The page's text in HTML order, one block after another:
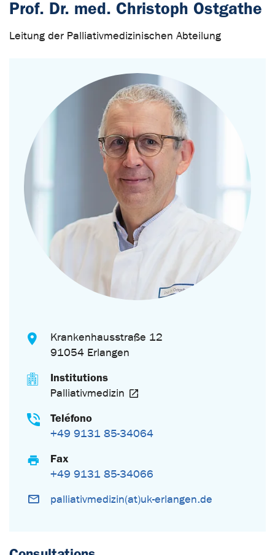
Prof. Dr. med. Christoph Ostgathe
Leitung der Palliativmedizinischen Abteilung
Krankenhausstraße 12
91054 Erlangen
Institutions
Palliativmedizin
Teléfono
+49 9131 85-34064
Fax
+49 9131 85-34066
palliativmedizin(at)uk-erlangen.de